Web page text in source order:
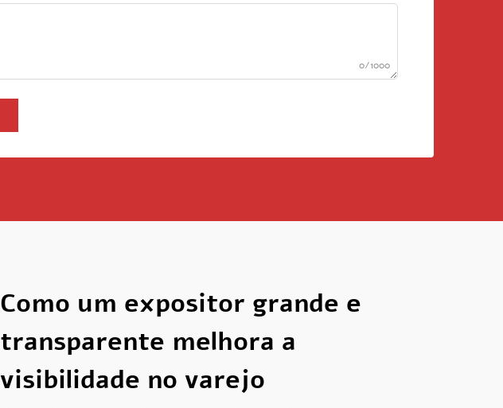
0/1000
Como um expositor grande e
transparente melhora a
visibilidade no varejo